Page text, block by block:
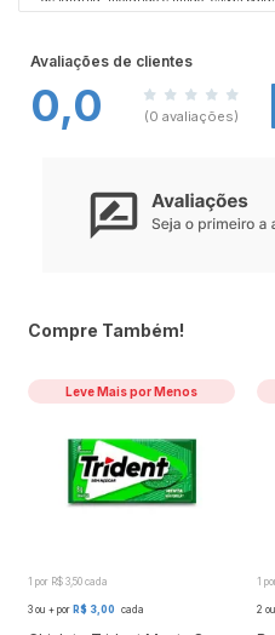
doce refrescante e saboroso.
Avaliações de clientes
0,0 (0 avaliações)
Compre Também!
Leve Mais por Menos
1 por R$ 3,50 cada
3 ou + por R$ 3,00 cada
1
2